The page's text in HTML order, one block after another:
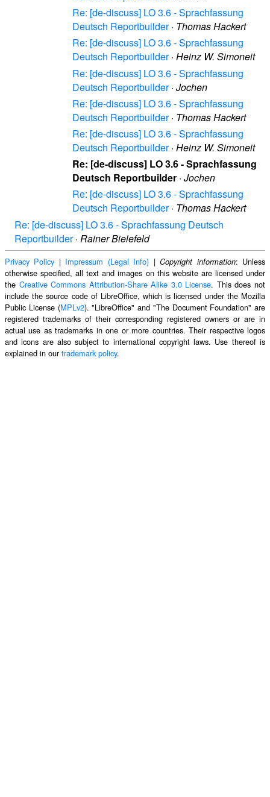
Re: [de-discuss] LO 3.6 - Sprachfassung
Deutsch Reportbuilder· Thomas Hackert
Re: [de-discuss] LO 3.6 - Sprachfassung
Deutsch Reportbuilder· Heinz W. Simoneit
Re: [de-discuss] LO 3.6 - Sprachfassung
Deutsch Reportbuilder· Jochen
Re: [de-discuss] LO 3.6 - Sprachfassung
Deutsch Reportbuilder· Thomas Hackert
Re: [de-discuss] LO 3.6 - Sprachfassung
Deutsch Reportbuilder· Heinz W. Simoneit
Re: [de-discuss] LO 3.6 - Sprachfassung
Deutsch Reportbuilder · Jochen
Re: [de-discuss] LO 3.6 - Sprachfassung
Deutsch Reportbuilder· Thomas Hackert
Re: [de-discuss] LO 3.6 - Sprachfassung Deutsch
Reportbuilder· Rainer Bielefeld
Privacy Policy | Impressum (Legal Info) |Copyright information: Unless
otherwise specified, all text and images on this website are licensed under
the Creative Commons Attribution-Share Alike 3.0 License. This does not
include the source code of LibreOffice, which is licensed under the Mozilla
Public License (MPLv2). "LibreOffice" and "The Document Foundation" are
registered trademarks of their corresponding registered owners or are in
actual use as trademarks in one or more countries. Their respective logos
and icons are also subject to international copyright laws. Use thereof is
explained in ourtrademark policy.